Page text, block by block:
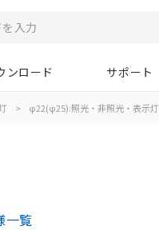
ンロード サポート
> φ22(φ25):照光・非照光・表示灯
一覧